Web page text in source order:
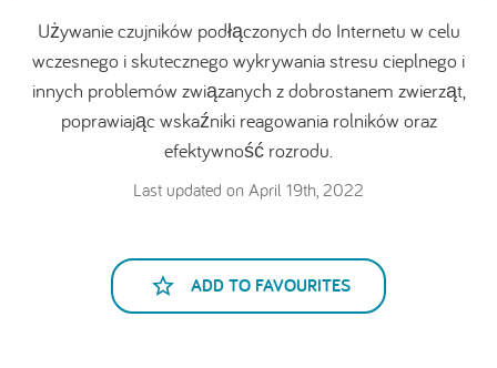
Używanie czujników podłączonych do Internetu w celu
wczesnego i skutecznego wykrywania stresu cieplnego i
innych problemów związanych z dobrostanem zwierząt,
poprawiając wskaźniki reagowania rolników oraz
efektywność rozrodu.
Last updated on April 19th, 2022
ADD TO FAVOURITES